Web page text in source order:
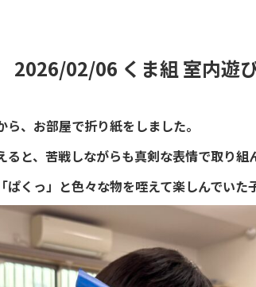
2026/02/06 くま組 室内遊
、お部屋で折り紙をしました。
ると、苦戦しながらも真剣な表情で取り組
くっ」と色々な物を咥えて楽しんでいた